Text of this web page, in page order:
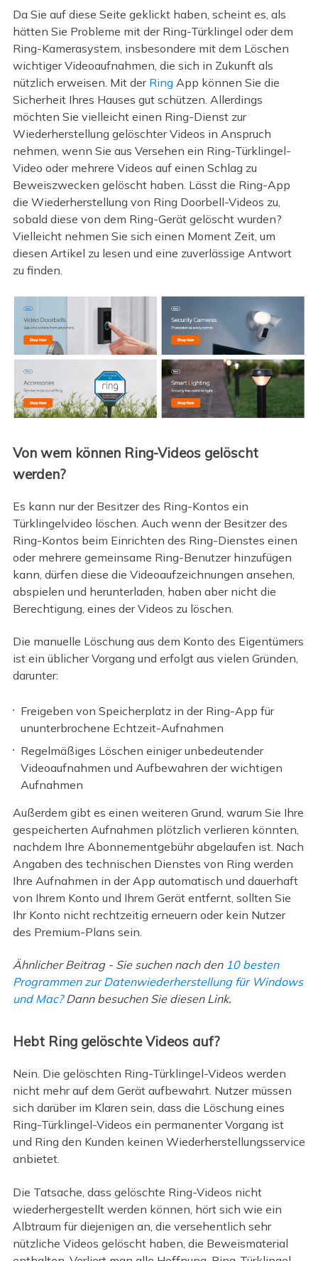
Da Sie auf diese Seite geklickt haben, scheint es, als
hätten Sie Probleme mit der Ring-Türklingel oder dem
Ring-Kamerasystem, insbesondere mit dem Löschen
wichtiger Videoaufnahmen, die sich in Zukunft als
nützlich erweisen. Mit der RingApp können Sie die
Sicherheit Ihres Hauses gut schützen. Allerdings
möchten Sie vielleicht einen Ring-Dienst zur
Wiederherstellung gelöschter Videos in Anspruch
nehmen, wenn Sie aus Versehen ein Ring-Türklingel-
Video oder mehrere Videos auf einen Schlag zu
Beweiszwecken gelöscht haben. Lässt die Ring-App
die Wiederherstellung von Ring Doorbell-Videos zu,
sobald diese von dem Ring-Gerät gelöscht wurden?
Vielleicht nehmen Sie sich einen Moment Zeit, um
diesen Artikel zu lesen und eine zuverlässige Antwort
zu finden.
Von wem können Ring-Videos gelöscht
werden?
Es kann nur der Besitzer des Ring-Kontos ein
Türklingelvideo löschen. Auch wenn der Besitzer des
Ring-Kontos beim Einrichten des Ring-Dienstes einen
oder mehrere gemeinsame Ring-Benutzer hinzufügen
kann, dürfen diese die Videoaufzeichnungen ansehen,
abspielen und herunterladen, haben aber nicht die
Berechtigung, eines der Videos zu löschen.
Die manuelle Löschung aus dem Konto des Eigentümers
ist ein üblicher Vorgang und erfolgt aus vielen Gründen,
darunter:
Freigeben von Speicherplatz in der Ring-App für
ununterbrochene Echtzeit-Aufnahmen
Regelmäßiges Löschen einiger unbedeutender
Videoaufnahmen und Aufbewahren der wichtigen
Aufnahmen
Außerdem gibt es einen weiteren Grund, warum Sie Ihre
gespeicherten Aufnahmen plötzlich verlieren könnten,
nachdem Ihre Abonnementgebühr abgelaufen ist. Nach
Angaben des technischen Dienstes von Ring werden
Ihre Aufnahmen in der App automatisch und dauerhaft
von Ihrem Konto und Ihrem Gerät entfernt, sollten Sie
Ihr Konto nicht rechtzeitig erneuern oder kein Nutzer
des Premium-Plans sein.
Ähnlicher Beitrag - Sie suchen nach den 10 besten
Programmen zur Datenwiederherstellung für Windows
und Mac?Dann besuchen Sie diesen Link.
Hebt Ring gelöschte Videos auf?
Nein. Die gelöschten Ring-Türklingel-Videos werden
nicht mehr auf dem Gerät aufbewahrt. Nutzer müssen
sich darüber im Klaren sein, dass die Löschung eines
Ring-Türklingel-Videos ein permanenter Vorgang ist
und Ring den Kunden keinen Wiederherstellungsservice
anbietet.
Die Tatsache, dass gelöschte Ring-Videos nicht
wiederhergestellt werden können, hört sich wie ein
Albtraum für diejenigen an, die versehentlich sehr
nützliche Videos gelöscht haben, die Beweismaterial